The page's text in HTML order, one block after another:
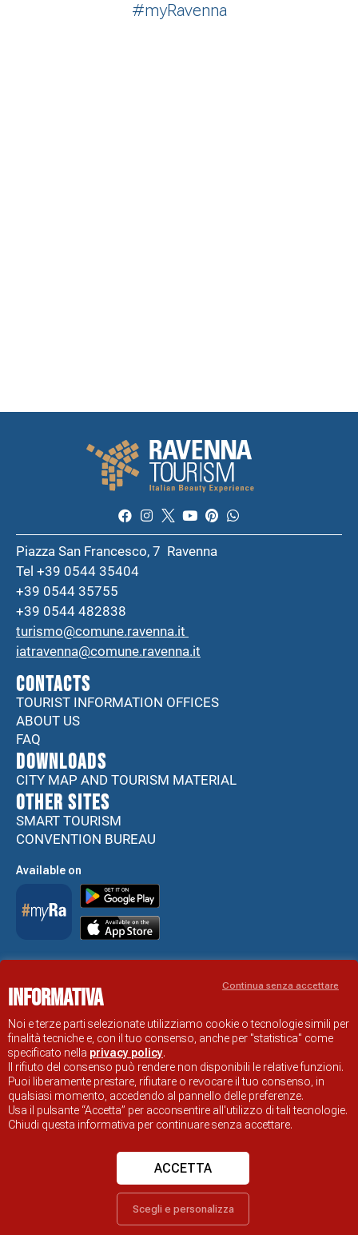
#myRavenna
Piazza San Francesco, 7 Ravenna
Tel +39 0544 35404
+39 0544 35755
+39 0544 482838
turismo@comune.ravenna.it
iatravenna@comune.ravenna.it
CONTACTS
TOURIST INFORMATION OFFICES
ABOUT US
FAQ
DOWNLOADS
CITY MAP AND TOURISM MATERIAL
Other sites
SMART TOURISM
CONVENTION BUREAU
Available on
RAVENNA TOURIST INFORMATION OFFICIAL SITE
Informativa
Noi e terze parti selezionate utilizziamo cookie o tecnologie simili per
finalità tecniche e, con il tuo consenso, anche per "statistica" come
specificato nella privacy policy.
Il rifiuto del consenso può rendere non disponibili le relative funzioni.
Puoi liberamente prestare, rifiutare o revocare il tuo consenso, in
qualsiasi momento, accedendo al pannello delle preferenze.
Usa il pulsante “Accetta” per acconsentire all'utilizzo di tali tecnologie.
Chiudi questa informativa per continuare senza accettare.
Scegli e personalizza
ACCETTA
Continua senza accettare